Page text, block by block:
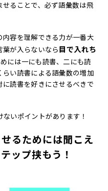
ることで、必ず語彙数は飛
容を理解できる力が一番大
が入らないなら 目で入れち
には一にも読書、二にも読
い読書による語彙数の増加
読書を好きにさせるべきで
いポイントがあります！
るためには聞こえ
ップ挟もう！